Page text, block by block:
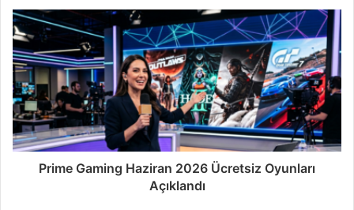
Prime Gaming Haziran 2026 Ücretsiz Oyunları
Açıklandı